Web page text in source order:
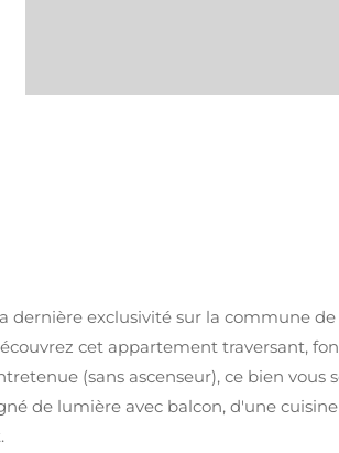
dernière exclusivité sur la commune de
cet appartement traversant,
(sans ascenseur), ce bien
de lumière avec balcon, d'une